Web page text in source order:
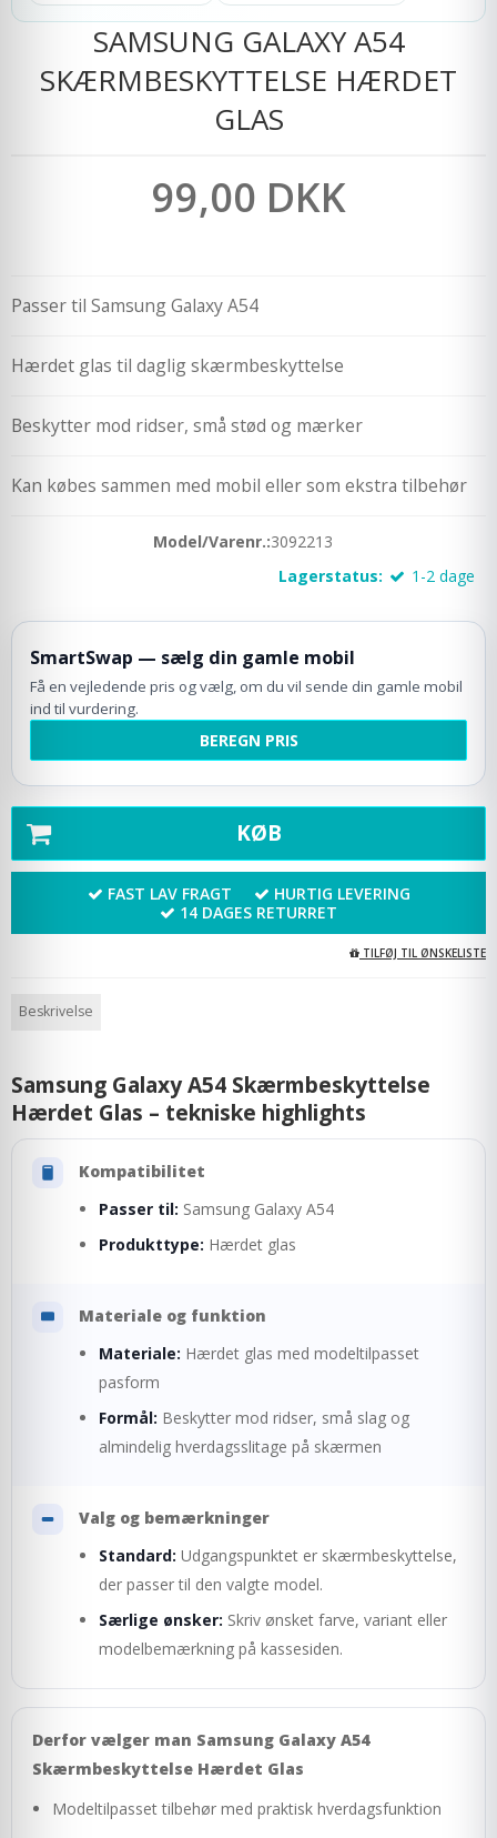
SAMSUNG GALAXY A54
SKÆRMBESKYTTELSE HÆRDET
GLAS
99,00 DKK
Passer til Samsung Galaxy A54
Hærdet glas til daglig skærmbeskyttelse
Beskytter mod ridser, små stød og mærker
Kan købes sammen med mobil eller som ekstra tilbehør
Model/Varenr.:3092213
Lagerstatus:
1-2 dage
SmartSwap — sælg din gamle mobil
Få en vejledende pris og vælg, om du vil sende din gamle mobil
ind til vurdering.
BEREGN PRIS
KØB
FAST LAV FRAGT
HURTIG LEVERING
14 DAGES RETURRET
TILFØJ TIL ØNSKELISTE
Beskrivelse
Samsung Galaxy A54 Skærmbeskyttelse
Hærdet Glas – tekniske highlights
Kompatibilitet
Passer til: Samsung Galaxy A54
Produkttype: Hærdet glas
Materiale og funktion
Materiale: Hærdet glas med modeltilpasset
pasform
Formål: Beskytter mod ridser, små slag og
almindelig hverdagsslitage på skærmen
Valg og bemærkninger
Standard: Udgangspunktet er skærmbeskyttelse,
der passer til den valgte model.
Særlige ønsker: Skriv ønsket farve, variant eller
modelbemærkning på kassesiden.
Derfor vælger man Samsung Galaxy A54
Skærmbeskyttelse Hærdet Glas
Modeltilpasset tilbehør med praktisk hverdagsfunktion